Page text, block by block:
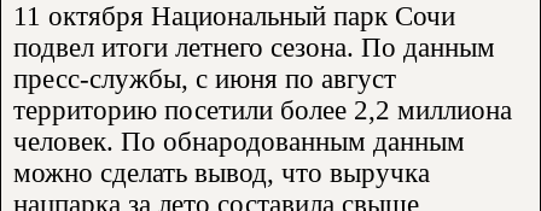
11 октября Национальный парк Сочи
подвел итоги летнего сезона. По данным
пресс-службы, с июня по август
территорию посетили более 2,2 миллиона
человек. По обнародованным данным
можно сделать вывод, что выручка
нацпарка за лето составила свыше